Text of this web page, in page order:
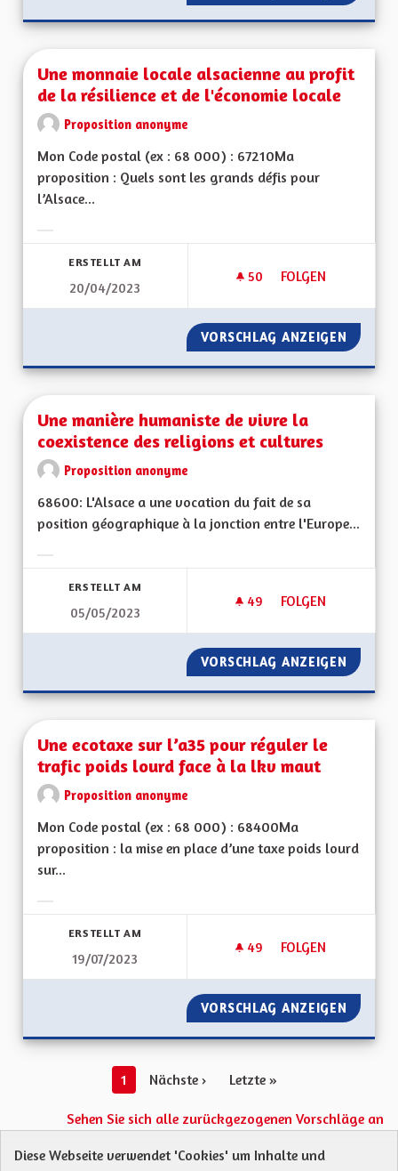
Une monnaie locale alsacienne au profit
de la résilience et de l'économie locale
Proposition anonyme
Mon Code postal (ex : 68 000) : 67210Ma
proposition : Quels sont les grands défis pour
l’Alsace...
ERSTELLT AM
20/04/2023
50 50 FOLLOWER
FOLGEN
UNE MONNAIE
VORSCHLAG ANZEIGEN UNE
Une manière humaniste de vivre la
coexistence des religions et cultures
Proposition anonyme
68600: L'Alsace a une vocation du fait de sa
position géographique à la jonction entre l'Europe...
ERSTELLT AM
05/05/2023
49 49 FOLLOWER
FOLGEN
UNE MANIÈRE
VORSCHLAG ANZEIGEN UNE
Une ecotaxe sur l’a35 pour réguler le
trafic poids lourd face à la lkv maut
Proposition anonyme
Mon Code postal (ex : 68 000) : 68400Ma
proposition : la mise en place d’une taxe poids lourd
sur...
ERSTELLT AM
19/07/2023
49 49 FOLLOWER
FOLGEN
UNE ECOTAXE
VORSCHLAG ANZEIGEN UNE
1 Nächste › Letzte »
Sehen Sie sich alle zurückgezogenen Vorschläge an
Diese Webseite verwendet 'Cookies' um Inhalte und